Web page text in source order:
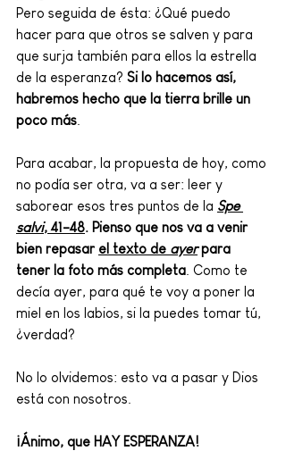
Pero seguida de ésta: ¿Qué puedo
hacer para que otros se salven y para
que surja también para ellos la estrella
de la esperanza? Si lo hacemos así,
habremos hecho que la tierra brille un
poco más
Para acabar, la propuesta de hoy, como
no podía ser otra, va a ser: leer y
saborear esos tres puntos de la Spe
salvi, 41-48. Pienso que nos va a venir
bien repasar el texto de ayer para
tener la foto más completa . Como te
decía ayer, para qué te voy a poner la
miel en los labios, si la puedes tomar tú,
¿verdad?
No lo olvidemos: esto va a pasar y Dios
está con nosotros.
¡Ánimo, que HAY ESPERANZA!